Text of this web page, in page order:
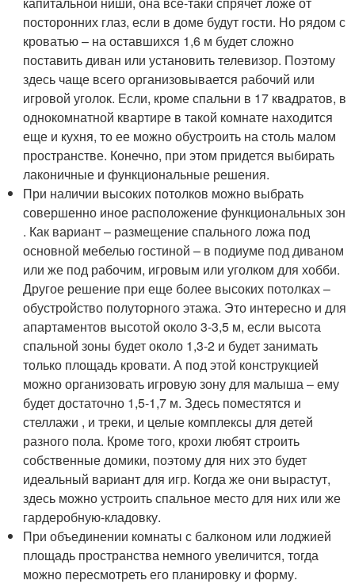
посторонних глаз, если в доме будут гости. Но рядом с
кроватью – на оставшихся 1,6 м будет сложно
поставить диван или установить телевизор. Поэтому
здесь чаще всего организовывается рабочий или
игровой уголок. Если, кроме спальни в 17 квадратов, в
однокомнатной квартире в такой комнате находится
еще и кухня, то ее можно обустроить на столь малом
пространстве. Конечно, при этом придется выбирать
лаконичные и функциональные решения.
При наличии высоких потолков можно выбрать
совершенно иное расположение функциональных зон
. Как вариант – размещение спального ложа под
основной мебелью гостиной – в подиуме под диваном
или же под рабочим, игровым или уголком для хобби.
Другое решение при еще более высоких потолках –
обустройство полуторного этажа. Это интересно и для
апартаментов высотой около 3-3,5 м, если высота
спальной зоны будет около 1,3-2 и будет занимать
только площадь кровати. А под этой конструкцией
можно организовать игровую зону для малыша – ему
будет достаточно 1,5-1,7 м. Здесь поместятся и
стеллажи , и треки, и целые комплексы для детей
разного пола. Кроме того, крохи любят строить
собственные домики, поэтому для них это будет
идеальный вариант для игр. Когда же они вырастут,
здесь можно устроить спальное место для них или же
гардеробную-кладовку.
При объединении комнаты с балконом или лоджией
площадь пространства немного увеличится, тогда
можно пересмотреть его планировку и форму.